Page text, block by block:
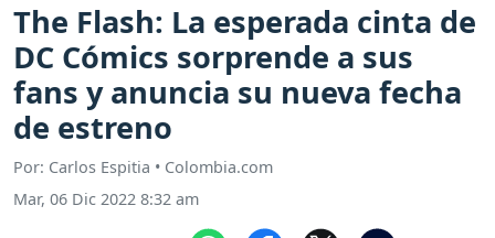
The Flash: La esperada cinta de
DC Cómics sorprende a sus
fans y anuncia su nueva fecha
de estreno
Por: Carlos Espitia • Colombia.com
Mar, 06 Dic 2022 8:32 am